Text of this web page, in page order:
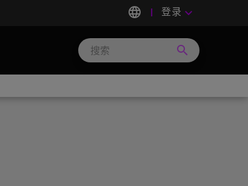
language 登录 keyboard_arrow_down
search